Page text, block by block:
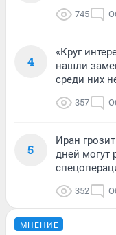
745
4
«Круг
нашли
среди них
357
5
Иран
дней могут
352
МНЕНИЕ